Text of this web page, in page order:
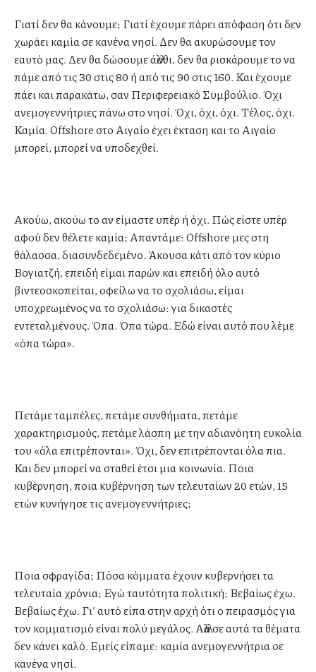
Γιατί δεν θα κάνουμε; Γιατί έχουμε πάρει απόφαση ότι δεν
χωράει καμία σε κανένα νησί. Δεν θα ακυρώσουμε τον
εαυτό μας. Δεν θα δώσουμε άλλοθι, δεν θα ρισκάρουμε το να
πάμε από τις 30 στις 80 ή από τις 90 στις 160. Και έχουμε
πάει και παρακάτω, σαν Περιφερειακό Συμβούλιο. Όχι
ανεμογεννήτριες πάνω στο νησί. Όχι, όχι, όχι. Τέλος, όχι.
Καμία. Offshore στο Αιγαίο έχει έκταση και το Αιγαίο
μπορεί, μπορεί να υποδεχθεί.
Ακούω, ακούω το αν είμαστε υπέρ ή όχι. Πώς είστε υπέρ
αφού δεν θέλετε καμία; Απαντάμε: Offshore μες στη
θάλασσα, διασυνδεδεμένο. Άκουσα κάτι από τον κύριο
Βογιατζή, επειδή είμαι παρών και επειδή όλο αυτό
βιντεοσκοπείται, οφείλω να το σχολιάσω, είμαι
υποχρεωμένος να το σχολιάσω: για δικαστές
εντεταλμένους. Όπα. Όπα τώρα. Εδώ είναι αυτό που λέμε
«όπα τώρα».
Πετάμε ταμπέλες, πετάμε συνθήματα, πετάμε
χαρακτηρισμούς, πετάμε λάσπη με την αδιανόητη ευκολία
του «όλα επιτρέπονται». Όχι, δεν επιτρέπονται όλα πια.
Και δεν μπορεί να σταθεί έτσι μια κοινωνία. Ποια
κυβέρνηση, ποια κυβέρνηση των τελευταίων 20 ετών, 15
ετών κυνήγησε τις ανεμογεννήτριες;
Ποια σφραγίδα; Πόσα κόμματα έχουν κυβερνήσει τα
τελευταία χρόνια; Εγώ ταυτότητα πολιτική; Βεβαίως έχω.
Βεβαίως έχω. Γι’ αυτό είπα στην αρχή ότι ο πειρασμός για
τον κομματισμό είναι πολύ μεγάλος. Αλλά σε αυτά τα θέματα
δεν κάνει καλό. Εμείς είπαμε: καμία ανεμογεννήτρια σε
κανένα νησί.